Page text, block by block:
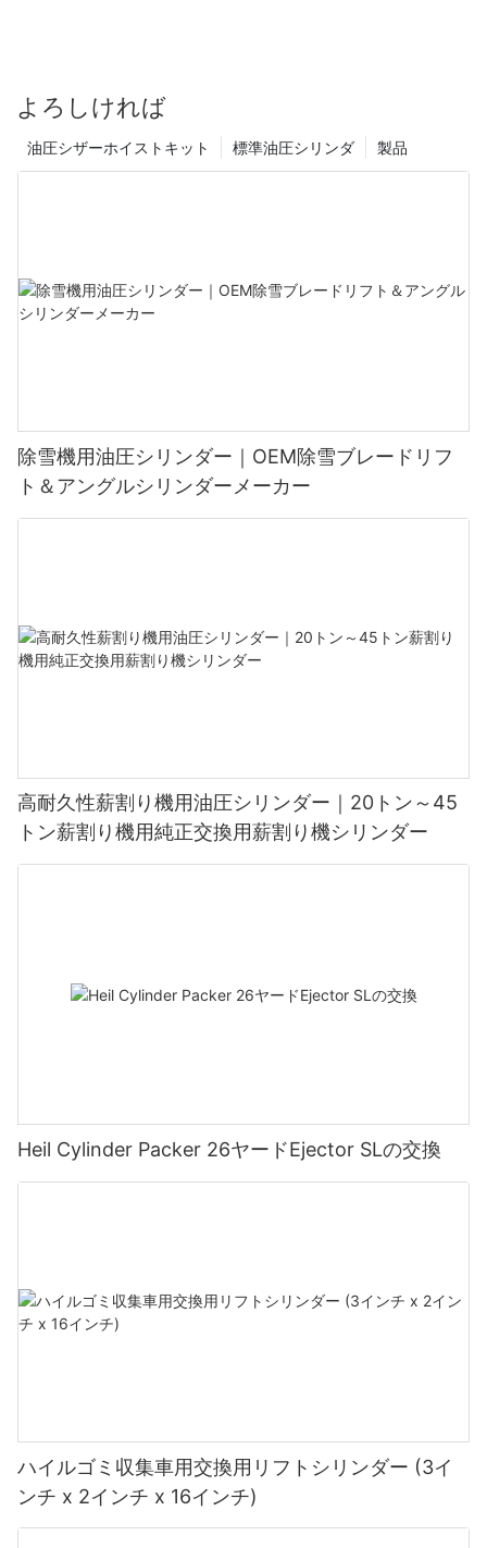
よろしければ
製品
標準油圧シリンダ
油圧シザーホイストキット
除雪機用油圧シリンダー｜OEM除雪ブレードリフ
ト＆アングルシリンダーメーカー
高耐久性薪割り機用油圧シリンダー｜20トン～45
トン薪割り機用純正交換用薪割り機シリンダー
Heil Cylinder Packer 26ヤードEjector SLの交換
ハイルゴミ収集車用交換用リフトシリンダー (3イ
ンチ x 2インチ x 16インチ)